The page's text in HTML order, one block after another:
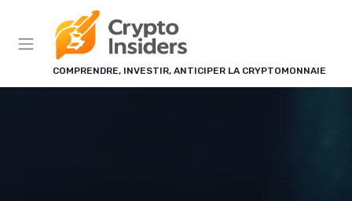
COMPRENDRE, INVESTIR, ANTICIPER LA CRYPTOMONNAIE
Panneau de gestion des cookies